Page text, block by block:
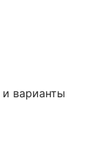
варианты